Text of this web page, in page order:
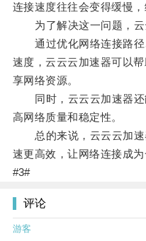
连接速度往往会变得缓慢
为了解决这一问题，云
通过优化网络连接路径
速度，云云云加速器可以
享网络资源。
同时，云云云加速器还
高网络质量和稳定性。
总的来说，云云云加速
速更高效，让网络连接成为
#3#
评论
游客